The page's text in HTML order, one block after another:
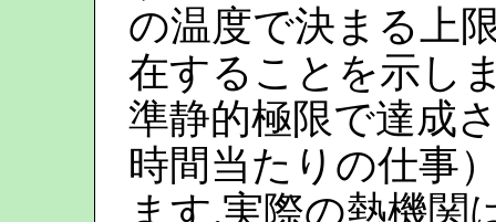
の温度で決まる上
在することを示し
準静的極限で達成
時間当たりの仕事
ます.実際の熱機関